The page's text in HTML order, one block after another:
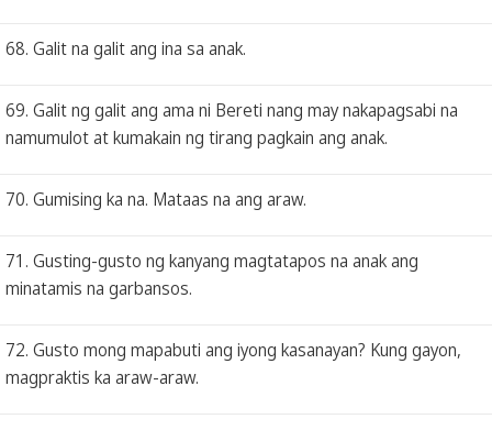
68. Galit na galit ang ina sa anak.
69. Galit ng galit ang ama ni Bereti nang may nakapagsabi na
namumulot at kumakain ng tirang pagkain ang anak.
70. Gumising ka na. Mataas na ang araw.
71. Gusting-gusto ng kanyang magtatapos na anak ang
minatamis na garbansos.
72. Gusto mong mapabuti ang iyong kasanayan? Kung gayon,
magpraktis ka araw-araw.